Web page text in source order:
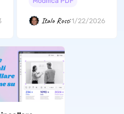
Italo Rossi1/22/2026